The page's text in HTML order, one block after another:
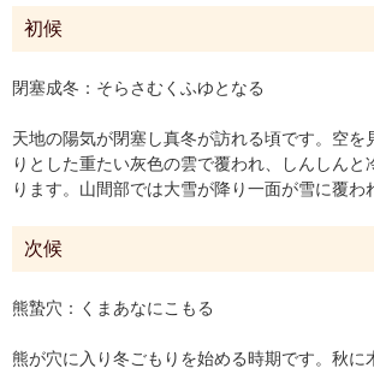
初候
閉塞成冬：そらさむくふゆとなる
天地の陽気が閉塞し真冬が訪れる頃です。空を
りとした重たい灰色の雲で覆われ、しんしんと
ります。山間部では大雪が降り一面が雪に覆わ
次候
熊蟄穴：くまあなにこもる
熊が穴に入り冬ごもりを始める時期です。秋に